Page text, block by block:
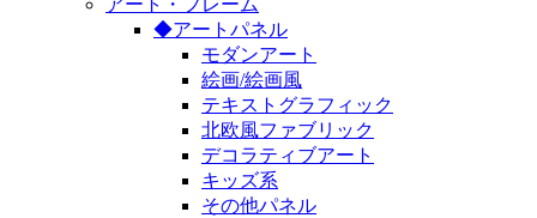
アート・フレーム
◆アートパネル
モダンアート
絵画/絵画風
テキストグラフィック
北欧風ファブリック
デコラティブアート
キッズ系
その他パネル